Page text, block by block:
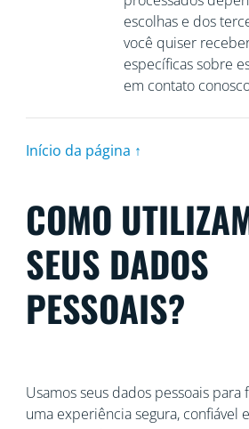
escolhas e dos
você quiser
específicas sobre
em contato
Início da página ↑
COMO
SEUS DADOS
PESSOAIS?
Usamos seus dados pessoais para
uma experiência segura, confiável